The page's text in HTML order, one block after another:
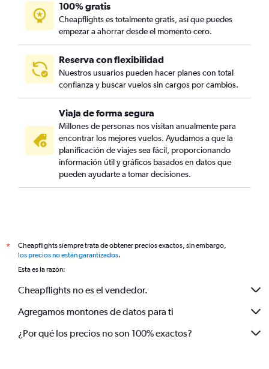
100% gratis
Cheapflights es totalmente gratis, así que puedes
empezar a ahorrar desde el momento cero.
Reserva con flexibilidad
Nuestros usuarios pueden hacer planes con total
confianza y buscar vuelos sin cargos por cambios.
Viaja de forma segura
Millones de personas nos visitan anualmente para
encontrar los mejores vuelos. Ayudamos a que la
planificación de viajes sea fácil, proporcionando
información útil y gráficos basados en datos que
pueden ayudarte a tomar decisiones.
*
Cheapflights siempre trata de obtener precios exactos, sin embargo,
los precios no están garantizados.
Esta es la razón:
Cheapflights no es el vendedor.
Agregamos montones de datos para ti
¿Por qué los precios no son 100% exactos?